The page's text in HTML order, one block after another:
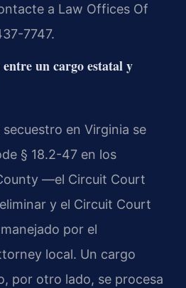
a Law Offices Of
7747.
un cargo estatal y
en Virginia se
§ 18.2-47 en los
—el Circuit Court
y el Circuit Court
por el
local. Un cargo
por otro lado, se procesa